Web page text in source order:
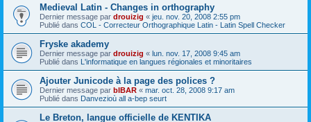
Medieval Latin - Changes in orthography
Dernier message par drouizig « jeu. nov. 20, 2008 2:55 pm
Publié dans COL - Correcteur Orthographique Latin - Latin Spell Checker
Fryske akademy
Dernier message par drouizig « lun. nov. 17, 2008 9:45 am
Publié dans L'informatique en langues régionales et minoritaires
Ajouter Junicode à la page des polices ?
Dernier message par bIBAR « mar. oct. 28, 2008 9:17 am
Publié dans Danvezioù all a-bep seurt
Le Breton, langue officielle de KENTIKA